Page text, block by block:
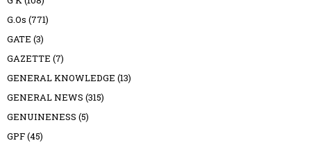
G.Os (771)
GATE (3)
GAZETTE (7)
GENERAL KNOWLEDGE (13)
GENERAL NEWS (315)
GENUINENESS (5)
GPF(45)